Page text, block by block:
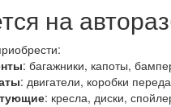
на
: багажники, капоты,
: двигатели, коробки
: кресла, диски,